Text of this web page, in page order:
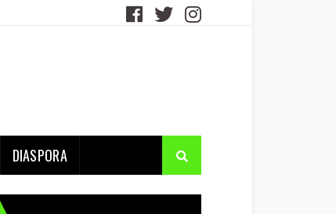
DIASPORA